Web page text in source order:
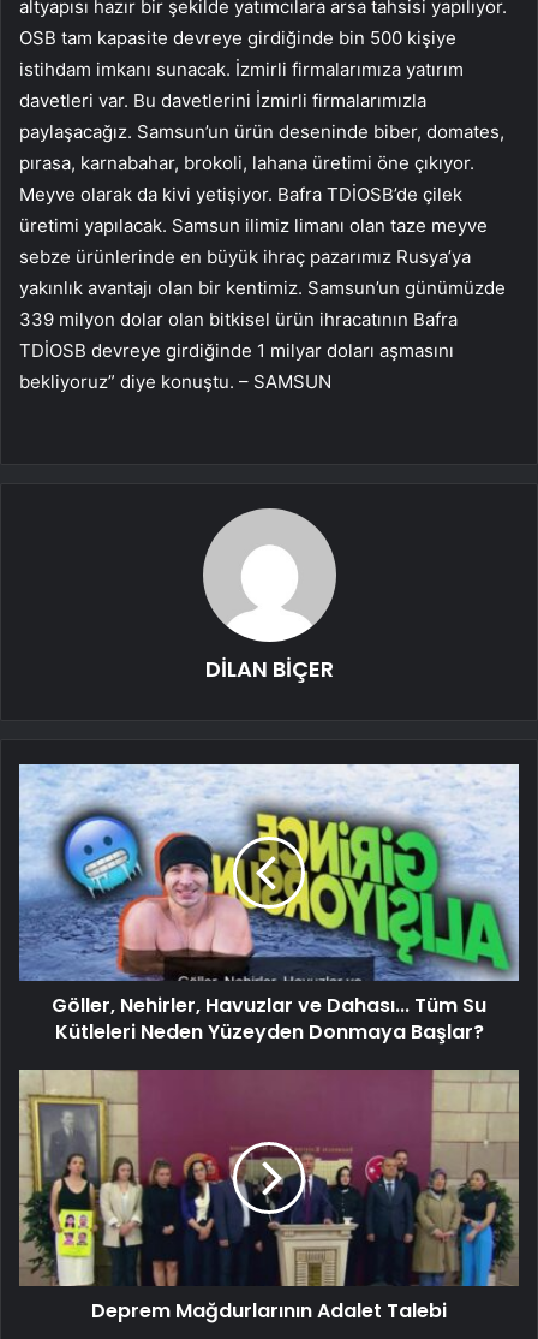
altyapısı hazır bir şekilde yatımcılara arsa tahsisi yapılıyor.
OSB tam kapasite devreye girdiğinde bin 500 kişiye
istihdam imkanı sunacak. İzmirli firmalarımıza yatırım
davetleri var. Bu davetlerini İzmirli firmalarımızla
paylaşacağız. Samsun’un ürün deseninde biber, domates,
pırasa, karnabahar, brokoli, lahana üretimi öne çıkıyor.
Meyve olarak da kivi yetişiyor. Bafra TDİOSB’de çilek
üretimi yapılacak. Samsun ilimiz limanı olan taze meyve
sebze ürünlerinde en büyük ihraç pazarımız Rusya’ya
yakınlık avantajı olan bir kentimiz. Samsun’un günümüzde
339 milyon dolar olan bitkisel ürün ihracatının Bafra
TDİOSB devreye girdiğinde 1 milyar doları aşmasını
bekliyoruz” diye konuştu. – SAMSUN
DİLAN BİÇER
Göller, Nehirler, Havuzlar ve Dahası... Tüm Su
Kütleleri Neden Yüzeyden Donmaya Başlar?
Deprem Mağdurlarının Adalet Talebi